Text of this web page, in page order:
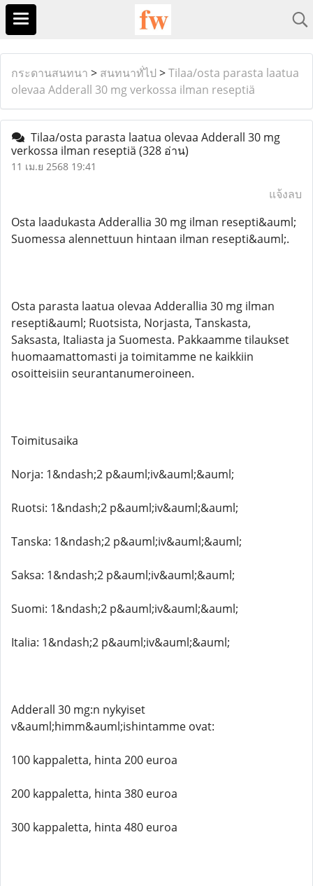
กระดานสนทนา > สนทนาทั่ไป >Tilaa/osta parasta laatua
olevaa Adderall 30 mg verkossa ilman reseptiä
Tilaa/osta parasta laatua olevaa Adderall 30 mg
verkossa ilman reseptiä (328 อ่าน)
11 เม.ย 2568 19:41
แจ้งลบ
Osta laadukasta Adderallia 30 mg ilman resepti&auml;
Suomessa alennettuun hintaan ilman resepti&auml;.
Osta parasta laatua olevaa Adderallia 30 mg ilman
resepti&auml; Ruotsista, Norjasta, Tanskasta,
Saksasta, Italiasta ja Suomesta. Pakkaamme tilaukset
huomaamattomasti ja toimitamme ne kaikkiin
osoitteisiin seurantanumeroineen.
Toimitusaika
Norja: 1&ndash;2 p&auml;iv&auml;&auml;
Ruotsi: 1&ndash;2 p&auml;iv&auml;&auml;
Tanska: 1&ndash;2 p&auml;iv&auml;&auml;
Saksa: 1&ndash;2 p&auml;iv&auml;&auml;
Suomi: 1&ndash;2 p&auml;iv&auml;&auml;
Italia: 1&ndash;2 p&auml;iv&auml;&auml;
Adderall 30 mg:n nykyiset
v&auml;himm&auml;ishintamme ovat:
100 kappaletta, hinta 200 euroa
200 kappaletta, hinta 380 euroa
300 kappaletta, hinta 480 euroa